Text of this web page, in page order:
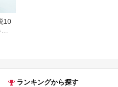
10
ランキングから探す